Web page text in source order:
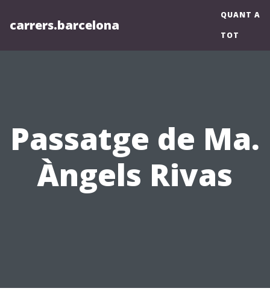
carrers.barcelona
QUANT A
TOT
Passatge de Ma.
Àngels Rivas